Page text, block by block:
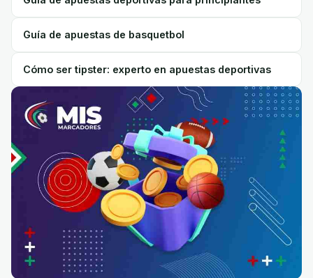
Guía de apuestas de basquetbol
Cómo ser tipster: experto en apuestas deportivas